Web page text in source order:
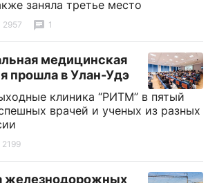
заняла третье место
2957 1
медицинская
прошла в Улан-Удэ
клиника “РИТМ” в пятый
врачей и ученых из разных
2199
железнодорожных